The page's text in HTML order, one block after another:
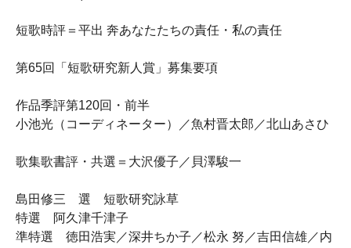
短歌時評＝平出 奔あなたたちの責任・私の責任
第65回「短歌研究新人賞」募集要項
作品季評第120回・前半
小池光（コーディネーター）／魚村晋太郎／北山あさひ
歌集歌書評・共選＝大沢優子／貝澤駿一
島田修三 選 短歌研究詠草
特選 阿久津千津子
準特選 徳田浩実／深井ちか子／松永 努／吉田信雄／内